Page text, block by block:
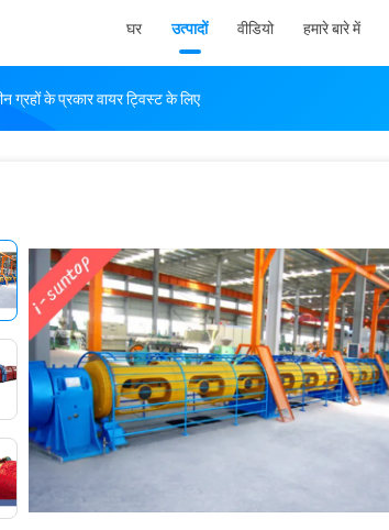
घर उत्पादों वीडियो हमारे बारे में
के प्रकार वायर ट्विस्ट के लिए